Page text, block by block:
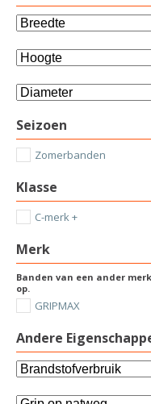
Seizoen
Zomerbanden
Klasse
C-merk +
Merk
Banden van een ander
op.
GRIPMAX
Andere